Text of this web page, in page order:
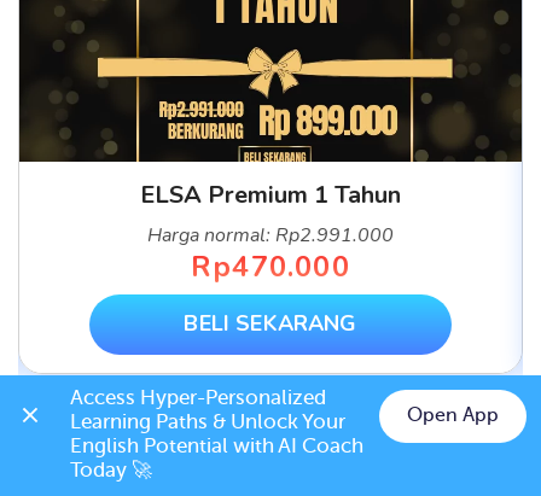
ELSA Pro 1 tahun
Harga normal: Rp799.000
Rp479.000
BELI SEKARANG
Access Hyper-Personalized
Learning Paths & Unlock Your
English Potential with AI Coach
Today 🚀
Open App